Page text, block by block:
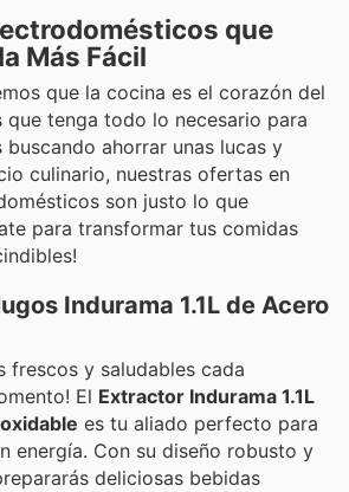
que
Más Fácil
que la cocina es el corazón del
que tenga todo lo necesario para
buscando ahorrar unas lucas y
culinario, nuestras ofertas en
son justo lo que
para transformar tus comidas
Indurama 1.1L de Acero
frescos y saludables cada
El Extractor Indurama 1.1L
es tu aliado perfecto para
energía. Con su diseño robusto y
deliciosas bebidas